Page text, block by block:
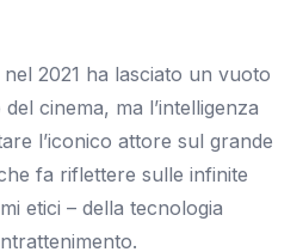
nel 2021 ha lasciato un vuoto
cinema, ma l’intelligenza
l’iconico attore sul grande
fa riflettere sulle infinite
etici – della tecnologia